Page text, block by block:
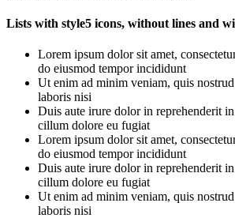
Lists with style5 icons, without lines and
Lorem ipsum dolor sit amet,
do eiusmod tempor incididunt
Ut enim ad minim veniam, quis
laboris nisi
Duis aute irure dolor in reprehenderit
cillum dolore eu fugiat
Lorem ipsum dolor sit amet,
do eiusmod tempor incididunt
Duis aute irure dolor in reprehenderit
cillum dolore eu fugiat
Ut enim ad minim veniam, quis
laboris nisi